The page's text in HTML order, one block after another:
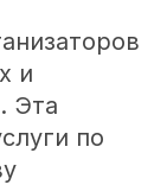
и
Эта
по